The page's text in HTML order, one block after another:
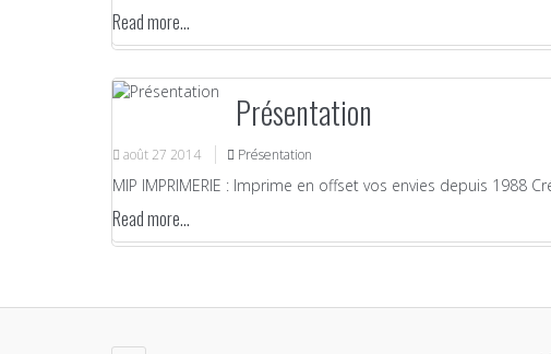
Read more...
Présentation
août 27 2014 Présentation
MIP IMPRIMERIE : Imprime en offset vos envies depuis 1988
Read more...